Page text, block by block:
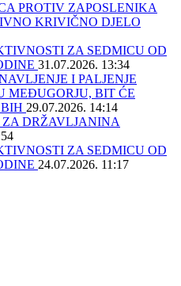
PROTIV ZAPOSLENIKA
KRIVIČNO DJELO
ZA SEDMICU OD
31.07.2026. 13:34
I PALJENJE
MEĐUGORJU, BIT ĆE
29.07.2026. 14:14
DRŽAVLJANINA
ZA SEDMICU OD
24.07.2026. 11:17